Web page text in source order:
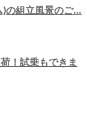
)の組立風景のご…
！試乗もできま